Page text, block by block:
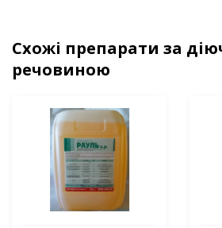
Схожі препарати за
речовиною